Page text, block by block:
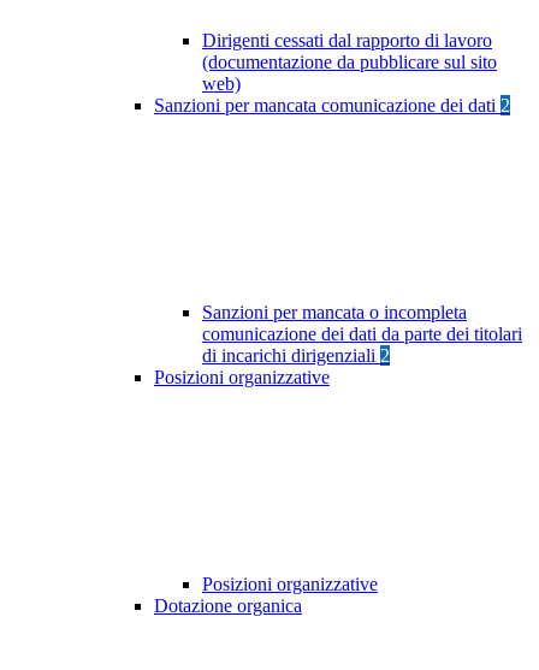
Dirigenti cessati dal rapporto di lavoro
(documentazione da pubblicare sul sito
web)
Sanzioni per mancata comunicazione dei dati 2
Sanzioni per mancata o incompleta
comunicazione dei dati da parte dei titolari
di incarichi dirigenziali 2
Posizioni organizzative
Posizioni organizzative
Dotazione organica